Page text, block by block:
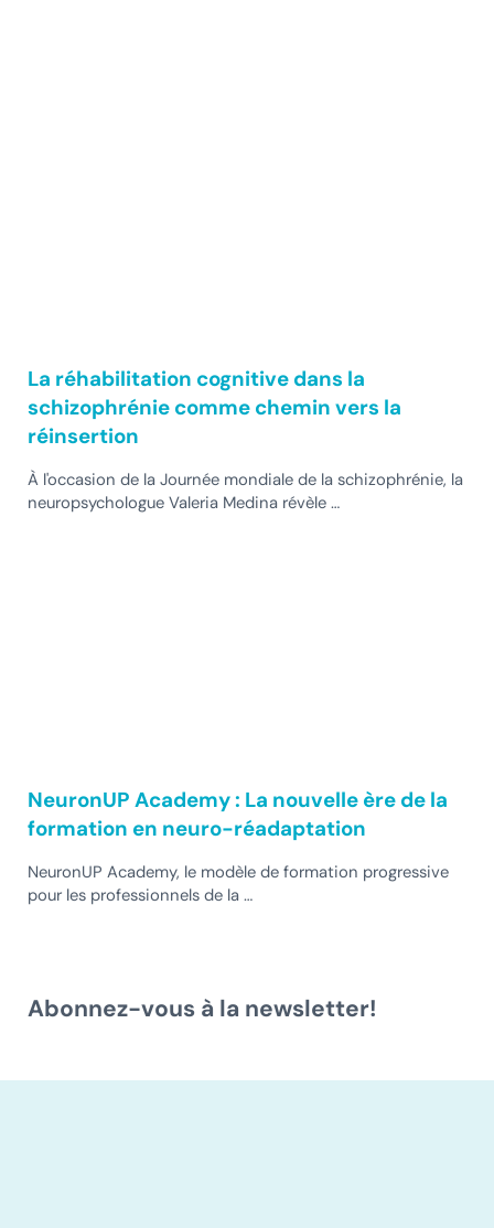
La réhabilitation cognitive dans la
schizophrénie comme chemin vers la
réinsertion
À l'occasion de la Journée mondiale de la schizophrénie, la
neuropsychologue Valeria Medina révèle …
NeuronUP Academy : La nouvelle ère de la
formation en neuro-réadaptation
NeuronUP Academy, le modèle de formation progressive
pour les professionnels de la …
Abonnez-vous à la newsletter!